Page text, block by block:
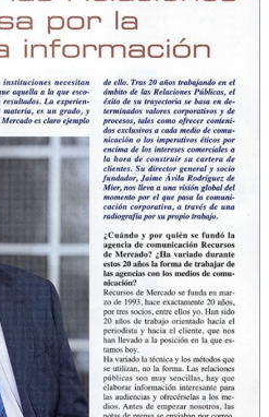
Quiénes Somos
Qué Hacemos
Experiencia
Servicios
Clientes
Blog
Contacto